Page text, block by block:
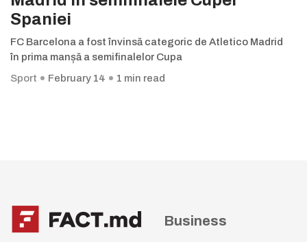
Spaniei
FC Barcelona a fost învinsă categoric de Atletico Madrid
în prima manșă a semifinalelor Cupa
Sport
February 14 1 min read
Business